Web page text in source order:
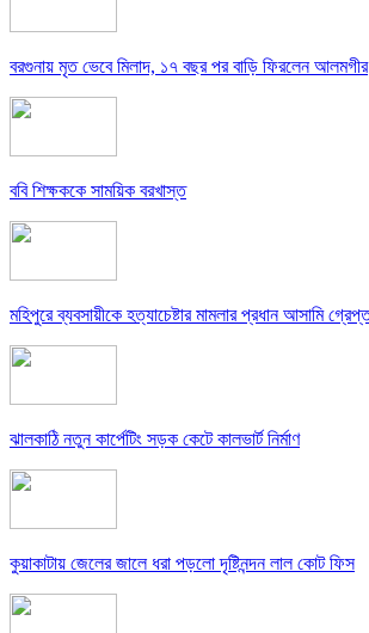
বরগুনায় মৃত ভেবে মিলাদ, ১৭ বছর পর বাড়ি ফিরলেন আলমগীর
ববি শিক্ষককে সাময়িক বরখাস্ত
মহিপুরে ব্যবসায়ীকে হত্যাচেষ্টার মামলার প্রধান আসামি
ঝালকাঠি নতুন কার্পেটিং সড়ক কেটে কালভার্ট নির্মাণ
কুয়াকাটায় জেলের জালে ধরা পড়লো দৃষ্টিনন্দন লাল কোট ফিস